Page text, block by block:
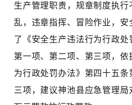
生产管理职责，规章制度执
乱，违章指挥、冒险作业，安
了《安全生产违法行为行政处
第一项、第二项、第三项，
为行政处罚办法》第四十五条
三项，建议神池县应急管理